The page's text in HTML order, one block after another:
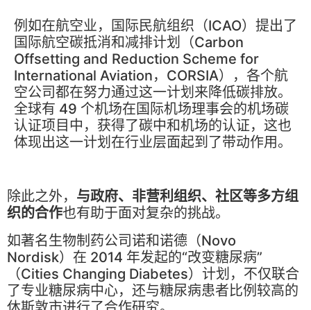
例如在航空业，国际民航组织（ICAO）提出了
国际航空碳抵消和减排计划（Carbon
Offsetting and Reduction Scheme for
International Aviation，CORSIA），各个航
空公司都在努力通过这一计划来降低碳排放。
全球有 49 个机场在国际机场理事会的机场碳
认证项目中，获得了碳中和机场的认证，这也
体现出这一计划在行业层面起到了带动作用。
除此之外， 与政府、非营利组织、社区等多方组
织的合作也有助于面对复杂的挑战。
如著名生物制药公司诺和诺德（Novo
Nordisk）在 2014 年发起的“改变糖尿病”
（Cities Changing Diabetes）计划，不仅联合
了专业糖尿病中心，还与糖尿病患者比例较高的